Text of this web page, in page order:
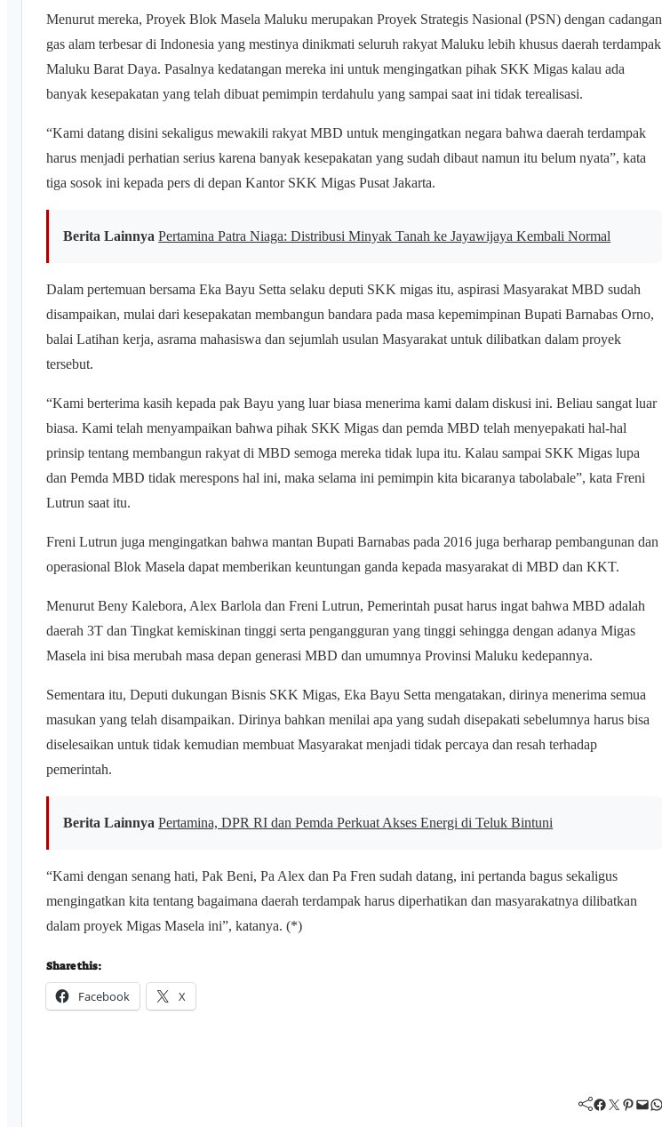
Menurut mereka, Proyek Blok Masela Maluku merupakan Proyek Strategis Nasional (PSN) dengan cadangan
gas alam terbesar di Indonesia yang mestinya dinikmati seluruh rakyat Maluku lebih khusus daerah terdampak
Maluku Barat Daya. Pasalnya kedatangan mereka ini untuk mengingatkan pihak SKK Migas kalau ada
banyak kesepakatan yang telah dibuat pemimpin terdahulu yang sampai saat ini tidak terealisasi.
“Kami datang disini sekaligus mewakili rakyat MBD untuk mengingatkan negara bahwa daerah terdampak
harus menjadi perhatian serius karena banyak kesepakatan yang sudah dibaut namun itu belum nyata”, kata
tiga sosok ini kepada pers di depan Kantor SKK Migas Pusat Jakarta.
Berita Lainnya Pertamina Patra Niaga: Distribusi Minyak Tanah ke Jayawijaya Kembali Normal
Dalam pertemuan bersama Eka Bayu Setta selaku deputi SKK migas itu, aspirasi Masyarakat MBD sudah
disampaikan, mulai dari kesepakatan membangun bandara pada masa kepemimpinan Bupati Barnabas Orno,
balai Latihan kerja, asrama mahasiswa dan sejumlah usulan Masyarakat untuk dilibatkan dalam proyek
tersebut.
“Kami berterima kasih kepada pak Bayu yang luar biasa menerima kami dalam diskusi ini. Beliau sangat luar
biasa. Kami telah menyampaikan bahwa pihak SKK Migas dan pemda MBD telah menyepakati hal-hal
prinsip tentang membangun rakyat di MBD semoga mereka tidak lupa itu. Kalau sampai SKK Migas lupa
dan Pemda MBD tidak merespons hal ini, maka selama ini pemimpin kita bicaranya tabolabale”, kata Freni
Lutrun saat itu.
Freni Lutrun juga mengingatkan bahwa mantan Bupati Barnabas pada 2016 juga berharap pembangunan dan
operasional Blok Masela dapat memberikan keuntungan ganda kepada masyarakat di MBD dan KKT.
Menurut Beny Kalebora, Alex Barlola dan Freni Lutrun, Pemerintah pusat harus ingat bahwa MBD adalah
daerah 3T dan Tingkat kemiskinan tinggi serta pengangguran yang tinggi sehingga dengan adanya Migas
Masela ini bisa merubah masa depan generasi MBD dan umumnya Provinsi Maluku kedepannya.
Sementara itu, Deputi dukungan Bisnis SKK Migas, Eka Bayu Setta mengatakan, dirinya menerima semua
masukan yang telah disampaikan. Dirinya bahkan menilai apa yang sudah disepakati sebelumnya harus bisa
diselesaikan untuk tidak kemudian membuat Masyarakat menjadi tidak percaya dan resah terhadap
pemerintah.
Berita Lainnya Pertamina, DPR RI dan Pemda Perkuat Akses Energi di Teluk Bintuni
“Kami dengan senang hati, Pak Beni, Pa Alex dan Pa Fren sudah datang, ini pertanda bagus sekaligus
mengingatkan kita tentang bagaimana daerah terdampak harus diperhatikan dan masyarakatnya dilibatkan
dalam proyek Migas Masela ini”, katanya. (*)
Share this:
Facebook X
Facebook Twitter Pinterest Mail WhatsApp